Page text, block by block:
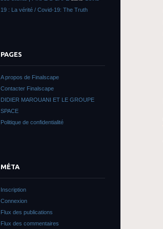
19 : La vérité / Covid-19: The Truth
PAGES
A propos de Finalscape
Contacter Finalscape
DIDIER MAROUANI ET LE GROUPE
SPACE
Politique de confidentialité
MÉTA
Inscription
Connexion
Flux des publications
Flux des commentaires